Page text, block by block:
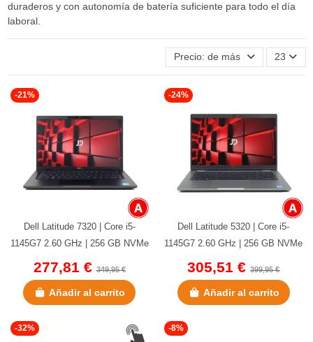
duraderos y con autonomía de batería suficiente para todo el día
laboral.
Precio: de más bajo a más alto
23
-21%
Dell Latitude 7320 | Core i5-
1145G7 2.60 GHz | 256 GB NVMe
| 16 GB LPDDR4 | 13.3" |...
277,81 €349,95 €
Añadir al carrito
-24%
Dell Latitude 5320 | Core i5-
1145G7 2.60 GHz | 256 GB NVMe
| 8 GB DDR4 OnBoard | 13.3"|...
305,51 €399,95 €
Añadir al carrito
-32% -8%